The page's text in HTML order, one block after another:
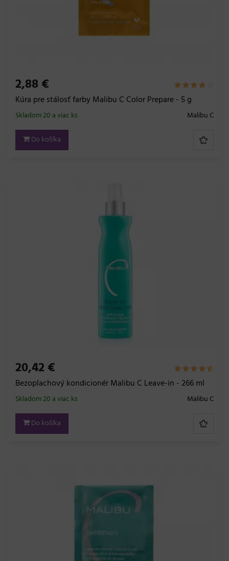
2,88 €
Kúra pre stálosť farby Malibu C Color Prepare - 5 g
Malibu C
Skladom 20 a viac ks
Do košíka
20,42 €
Bezoplachový kondicionér Malibu C Leave-in - 266 ml
Malibu C
Skladom 20 a viac ks
Do košíka